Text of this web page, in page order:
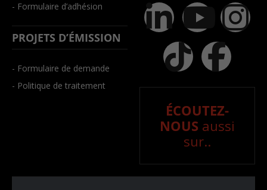
- Formulaire d’adhésion
PROJETS D’ÉMISSION
- Formulaire de demande
- Politique de traitement
ÉCOUTEZ-
NOUS aussi
sur..